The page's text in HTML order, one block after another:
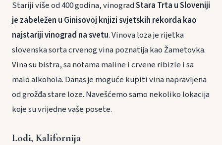
Stariji više od 400 godina, vinogradStara Trta u Sloveniji
je zabeležen u Ginisovoj knjizi svjetskih rekorda kao
najstariji vinograd na svetu. Vinova loza je rijetka
slovenska sorta crvenog vina poznatija kao Žametovka.
Vina su bistra, sa notama maline i crvene ribizle i sa
malo alkohola. Danas je moguće kupiti vina napravljena
od grožđa stare loze. Navešćemo samo nekoliko lokacija
koje su vrijedne vaše posete.
Lodi, Kalifornija